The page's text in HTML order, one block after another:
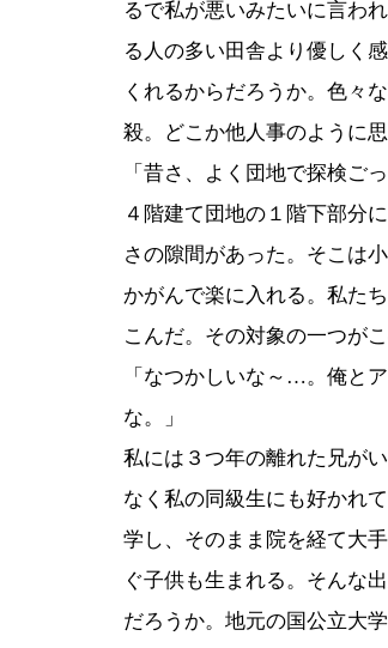
るで私が悪いみたいに言わ
る人の多い田舎より優しく
くれるからだろうか。色々
殺。どこか他人事のように思
「昔さ、よく団地で探検ご
４階建て団地の１階下部分
さの隙間があった。そこは
かがんで楽に入れる。私た
こんだ。その対象の一つが
「なつかしいな～…。俺と
な。」
私には３つ年の離れた兄が
なく私の同級生にも好かれ
学し、そのまま院を経て大
ぐ子供も生まれる。そんな
だろうか。地元の国公立大